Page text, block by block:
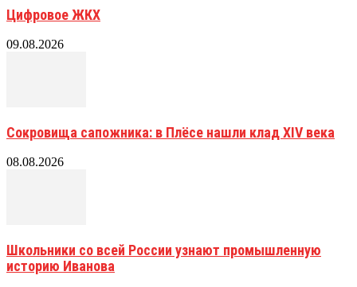
Цифровое ЖКХ
09.08.2026
Сокровища сапожника: в Плёсе нашли клад XIV века
08.08.2026
Школьники со всей России узнают промышленную
историю Иванова